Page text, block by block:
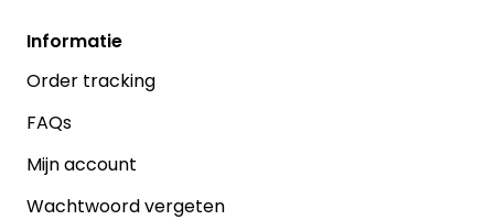
Informatie
Order tracking
FAQs
Mijn account
Wachtwoord vergeten